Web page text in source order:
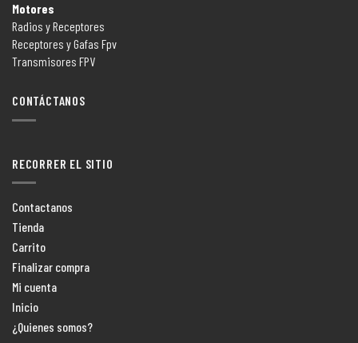
Motores
Radios y Receptores
Receptores y Gafas Fpv
Transmisores FPV
CONTÁCTANOS
RECORRER EL SITIO
Contactanos
Tienda
Carrito
Finalizar compra
Mi cuenta
Inicio
¿Quienes somos?